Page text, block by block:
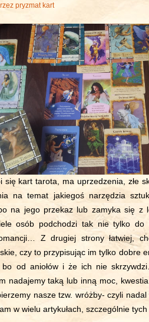
pryzmat kart
się kart tarota, ma uprzedzenia, złe
na temat jakiegoś narzędzia
na jego przekaz lub zamyka się z
osób podchodzi tak nie tylko
Z drugiej strony łatwiej,
czy to przypisując im tylko dobre
bo od aniołów i że ich nie
nadajemy taką lub inną moc,
nasze tzw. wróżby- czyli
w wielu artykułach, szczególnie